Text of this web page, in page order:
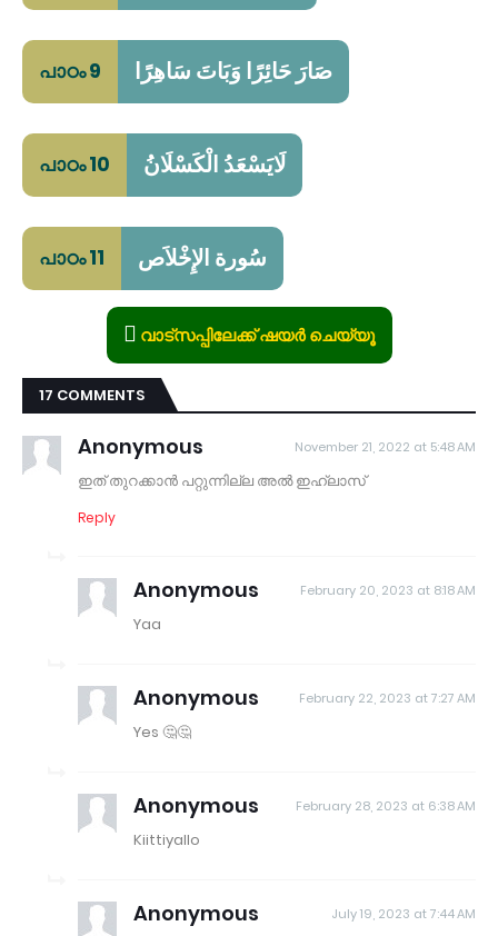
പാഠം 9 صَارَ حَائِرًا وَبَاتَ سَاهِرًا
പാഠം 10 لَايَسْعَدُ الْكَسْلَانُ
പാഠം 11 سُورة الإِخْلاَص
വാട്സപ്പിലേക്ക് ഷയർ ചെയ്യൂ
17 COMMENTS
Anonymous November 21, 2022 at 5:48 AM
ഇത് തുറക്കാൻ പറ്റുന്നില്ല അൽ ഇഹ്‌ലാസ്
Reply
Anonymous February 20, 2023 at 8:18 AM
Yaa
Anonymous February 22, 2023 at 7:27 AM
Yes 🤔🤔
Anonymous February 28, 2023 at 6:38 AM
Kiittiyallo
Anonymous July 19, 2023 at 7:44 AM